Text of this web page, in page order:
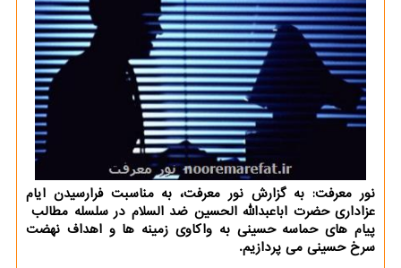
نور معرفت: به گزارش نور معرفت، به مناسبت فرارسیدن ایام
عزاداری حضرت اباعبدالله الحسین ضد السلام در سلسله مطالب
پیام های حماسه حسینی به واکاوی زمینه ها و اهداف نهضت
سرخ حسینی می پردازیم.